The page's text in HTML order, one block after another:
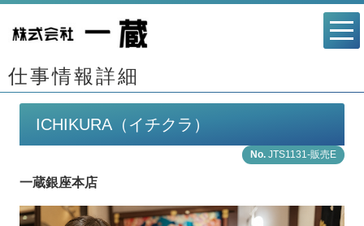
仕事情報詳細
ICHIKURA（イチクラ）
JTS1131-販売E
一蔵銀座本店